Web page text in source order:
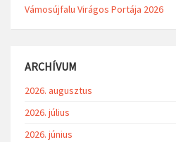
Vámosújfalu Virágos Portája 2026
ARCHÍVUM
2026. augusztus
2026. július
2026. június